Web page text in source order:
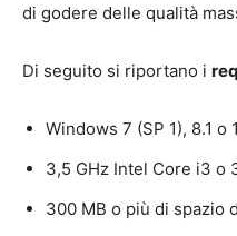
di godere delle qualità
Di seguito si riportano i
Windows 7 (SP 1), 8.1 o
3,5 GHz Intel Core i3 o
300 MB o più di spazio